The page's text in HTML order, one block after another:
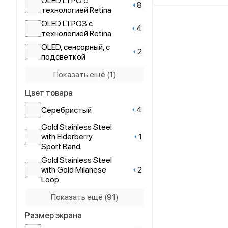
elderberry
gold
graphite
green
Green/Зеленый
Ice Blue/Ледяной-
синий
2
midnight
Midnight (Темная
Натуральный титан
446x374 1
448x368 4
технологией Retina
8
OLED LTPO3 с
технологией Retina
4
OLED, сенсорный, с
подсветкой
2
всегда включённый
дисплей OLED
LTPO с
технологией Retina
Показать ещё (1)
Цвет товара
Cеребристый
4
Gold Stainless Steel
with Elderberry
Sport Band
1
Gold Stainless Steel
with Gold Milanese
Loop
2
Gold Stainless Steel
with White Sport
Band
Показать ещё (91)
Размер экрана